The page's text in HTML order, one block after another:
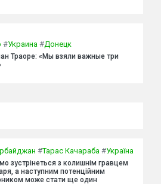
#Украина #Донецк
Траоре: «Мы взяли важные три
#Тарас Качараба #Україна
зустрінеться з колишнім гравцем
а наступним потенційним
може стати ще один